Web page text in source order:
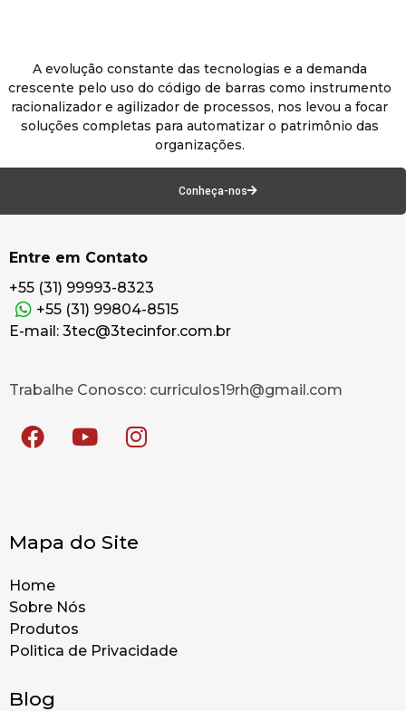
A evolução constante das tecnologias e a demanda
crescente pelo uso do código de barras como instrumento
racionalizador e agilizador de processos, nos levou a focar
soluções completas para automatizar o patrimônio das
organizações.
Conheça-nos
Entre em Contato
+55 (31) 99993-8323
+55 (31) 99804-8515
E-mail: 3tec@3tecinfor.com.br
Trabalhe Conosco: curriculos19rh@gmail.com
Mapa do Site
Home
Sobre Nós
Produtos
Politica de Privacidade
Blog